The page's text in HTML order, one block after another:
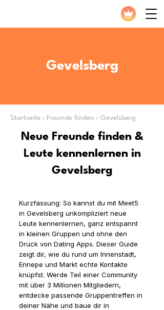
Gevelsberg
Startseite › Freunde finden › Gevelsberg
Neue Freunde finden &
Leute kennenlernen in
Gevelsberg
Kurzfassung: So kannst du mit Meet5
in Gevelsberg unkompliziert neue
Leute kennenlernen, ganz entspannt
in kleinen Gruppen und ohne den
Druck von Dating Apps. Dieser Guide
zeigt dir, wie du rund um Innenstadt,
Ennepe und Markt echte Kontakte
knüpfst. Werde Teil einer Community
mit über 3 Millionen Mitgliedern,
entdecke passende Gruppentreffen in
deiner Nähe und baue dir in